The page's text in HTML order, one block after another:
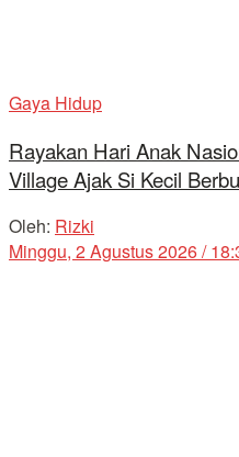
Gaya Hidup
Rayakan Hari Anak
Village Ajak Si Kecil
Oleh: Rizki
Minggu, 2 Agustus 2026 /